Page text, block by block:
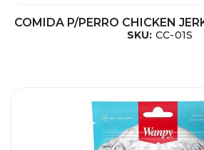
COMIDA P/PERRO CHICKEN
SKU: CC-01S